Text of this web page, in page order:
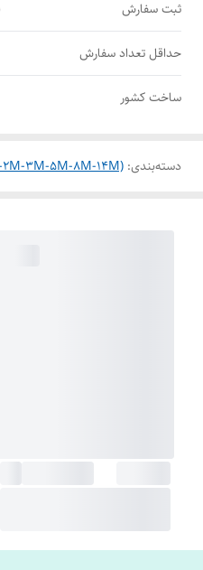
ثبت سفارش
حداقل تعداد سفارش
ساخت کشور
دسته‌بندی:
2M-3M-5M-8M-14M)